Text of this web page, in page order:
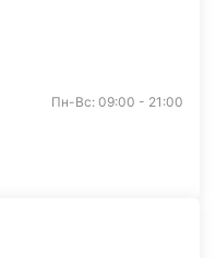
Пн-Вс: 09:00 - 21:00